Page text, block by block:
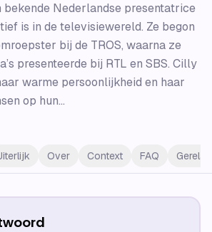
Nederlandse presentatrice
is in de televisiewereld. Ze begon
bij de TROS, waarna ze
presenteerde bij RTL en SBS. Cilly
warme persoonlijkheid en haar
op hun...
Over Context FAQ